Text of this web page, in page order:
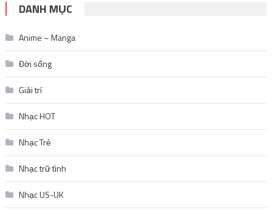
DANH MỤC
Anime – Manga
Đời sống
Giải trí
Nhạc HOT
Nhạc Trẻ
Nhạc trữ tình
Nhạc US-UK